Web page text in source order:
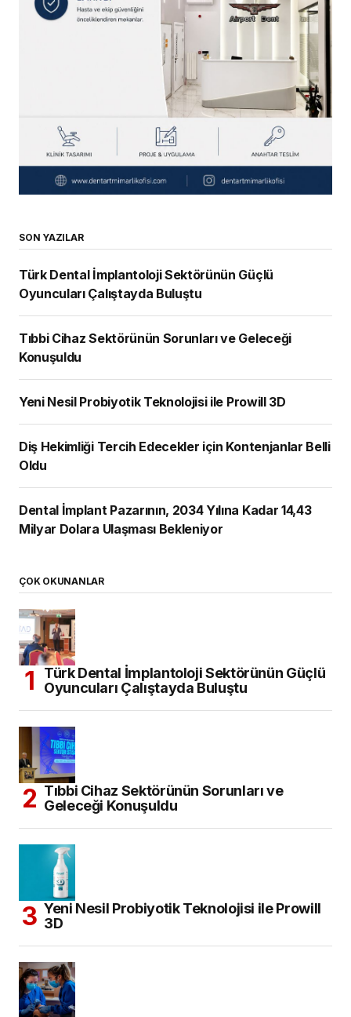
SON YAZILAR
Türk Dental İmplantoloji Sektörünün Güçlü
Oyuncuları Çalıştayda Buluştu
Tıbbi Cihaz Sektörünün Sorunları ve Geleceği
Konuşuldu
Yeni Nesil Probiyotik Teknolojisi ile Prowill 3D
Diş Hekimliği Tercih Edecekler için Kontenjanlar Belli
Oldu
Dental İmplant Pazarının, 2034 Yılına Kadar 14,43
Milyar Dolara Ulaşması Bekleniyor
ÇOK OKUNANLAR
Türk Dental İmplantoloji Sektörünün Güçlü
Oyuncuları Çalıştayda Buluştu
Tıbbi Cihaz Sektörünün Sorunları ve
Geleceği Konuşuldu
Yeni Nesil Probiyotik Teknolojisi ile Prowill
3D